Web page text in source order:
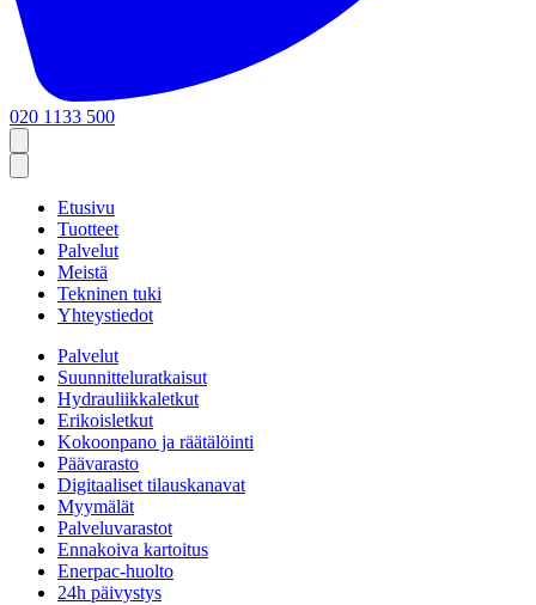
020 1133 500
Etusivu
Tuotteet
Palvelut
Meistä
Tekninen tuki
Yhteystiedot
Palvelut
Suunnitteluratkaisut
Hydrauliikkaletkut
Erikoisletkut
Kokoonpano ja räätälöinti
Päävarasto
Digitaaliset tilauskanavat
Myymälät
Palveluvarastot
Ennakoiva kartoitus
Enerpac-huolto
24h päivystys